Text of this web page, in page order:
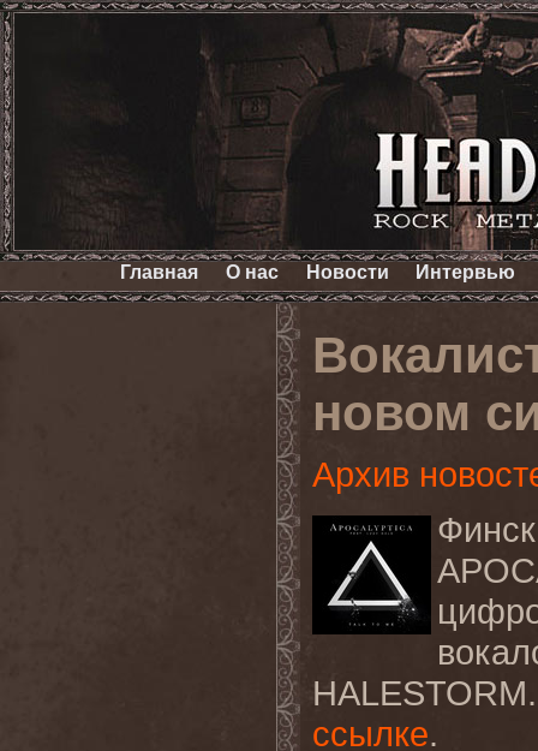
Главная О нас Новости Интервью
новом
Архив
HALESTORM
ссылке.